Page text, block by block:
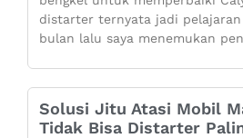
distarter ternyata jadi pelajaran
bulan lalu saya menemukan
Solusi Jitu Atasi Mobil
Tidak Bisa Distarter